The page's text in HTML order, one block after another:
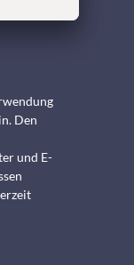
Den
und E-